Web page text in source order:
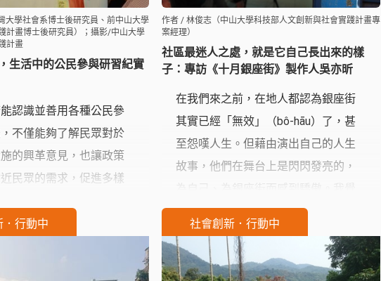
生活中的公民參與研習紀實
大學社會系博士後研究員、前中山大學
計畫博士後研究員）；攝影/中山大學
計畫
認識並善用各種公民參
不僅能夠了解民眾對於
的興革意見，也讓政策
民眾的需求，促進多樣
中心委託中山大學人社
社區最迷人之處，就是它自己長出來的樣
子：專訪《十月銀座街》製作人吳亦昕
作者 / 林俊志（中山大學科技部人文創新與社會實踐計畫專
案經理）
在我們來之前，在地人都認為銀座街
其實已經「無效」（bô-hāu）了，甚
至怨嘆人生。但藉由演出自己的人生
故事，他們在舞台上是閃閃發亮的，
得，社區最美最迷人之處，就是它自
己長出來的樣子，所以我們面對場
域，不管在議題還是在美學上，都避
．行動中 社會創新．行動中